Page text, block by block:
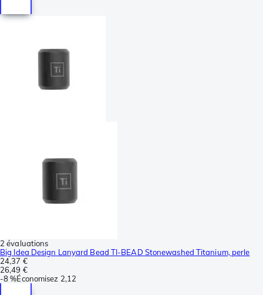
2 évaluations
Big Idea Design Lanyard Bead TI-BEAD Stonewashed Titanium, perle
24,37 €
26,49 €
-8 %Économisez 2,12